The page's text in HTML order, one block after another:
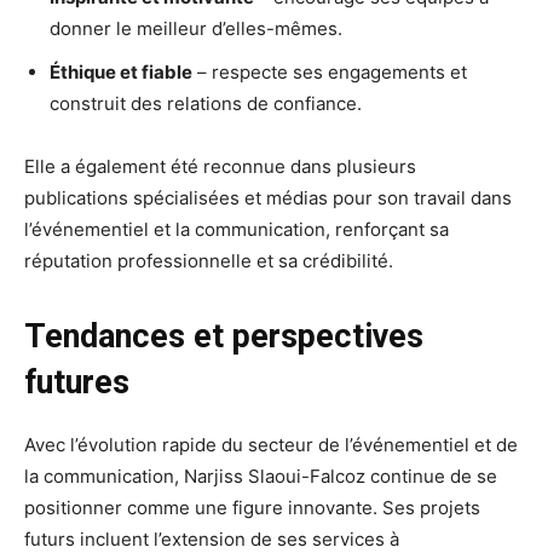
donner le meilleur d’elles-mêmes.
Éthique et fiable – respecte ses engagements et
construit des relations de confiance.
Elle a également été reconnue dans plusieurs
publications spécialisées et médias pour son travail dans
l’événementiel et la communication, renforçant sa
réputation professionnelle et sa crédibilité.
Tendances et perspectives
futures
Avec l’évolution rapide du secteur de l’événementiel et de
la communication, Narjiss Slaoui-Falcoz continue de se
positionner comme une figure innovante. Ses projets
futurs incluent l’extension de ses services à